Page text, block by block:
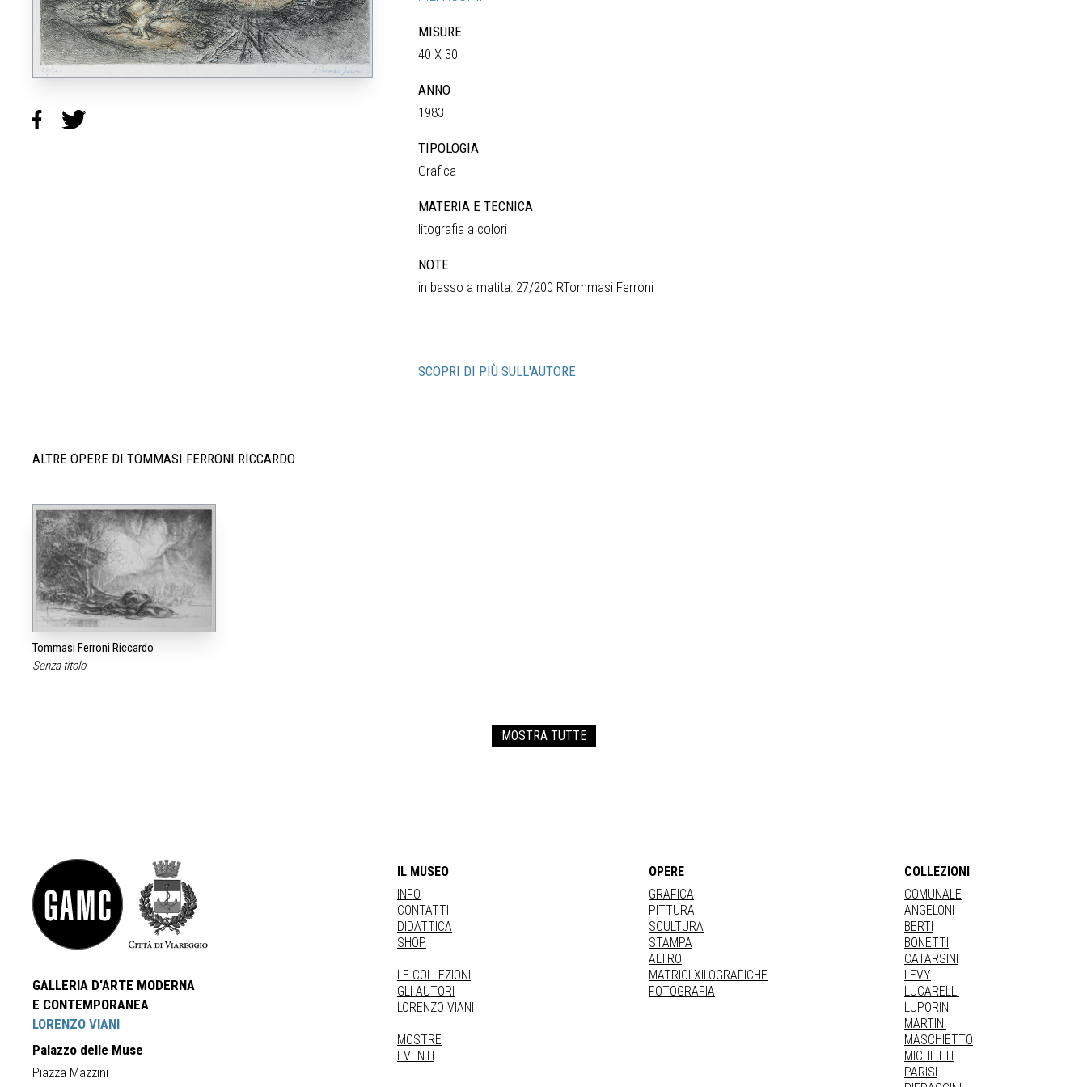
MISURE
40 X 30
ANNO
1983
TIPOLOGIA
Grafica
MATERIA E TECNICA
litografia a colori
NOTE
in basso a matita: 27/200 RTommasi Ferroni
SCOPRI DI PIÙ SULL'AUTORE
ALTRE OPERE DI TOMMASI FERRONI RICCARDO
Tommasi Ferroni Riccardo
Senza titolo
MOSTRA TUTTE
GALLERIA D'ARTE MODERNA
E CONTEMPORANEA
LORENZO VIANI
Palazzo delle Muse
Piazza Mazzini
IL MUSEO
INFO
CONTATTI
DIDATTICA
SHOP
LE COLLEZIONI
GLI AUTORI
LORENZO VIANI
MOSTRE
EVENTI
OPERE
GRAFICA
PITTURA
SCULTURA
STAMPA
ALTRO
MATRICI XILOGRAFICHE
FOTOGRAFIA
COLLEZIONI
COMUNALE
ANGELONI
BERTI
BONETTI
CATARSINI
LEVY
LUCARELLI
LUPORINI
MARTINI
MASCHIETTO
MICHETTI
PARISI